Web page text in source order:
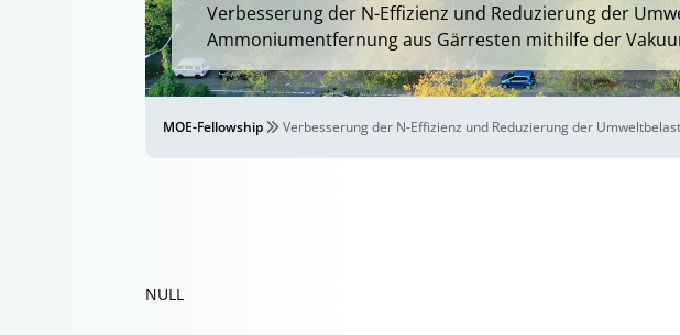
Verbesserung der N-Effizienz und Reduzierung der
Ammoniumentfernung aus Gärresten mithilfe der
MOE-Fellowship Verbesserung der N-Effizienz und Reduzierung der
NULL